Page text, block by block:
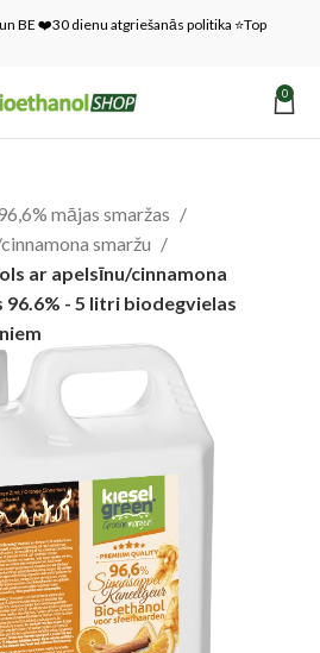
BE ❤️30 dienu atgriešanās politika ⭐Top
0
mājas smaržas
smaržu
ar apelsīnu/cinnamona
- 5 litri biodegvielas